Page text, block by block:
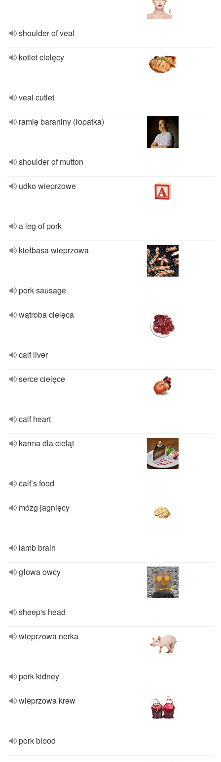
shoulder of veal
kotlet cielęcy
veal cutlet
ramię baraniny (łopatka)
shoulder of mutton
udko wieprzowe
a leg of pork
kiełbasa wieprzowa
pork sausage
wątroba cielęca
calf liver
serce cielęce
calf heart
karma dla cieląt
calf’s food
mózg jagnięcy
lamb brain
głowa owcy
sheep's head
wieprzowa nerka
pork kidney
wieprzowa krew
pork blood